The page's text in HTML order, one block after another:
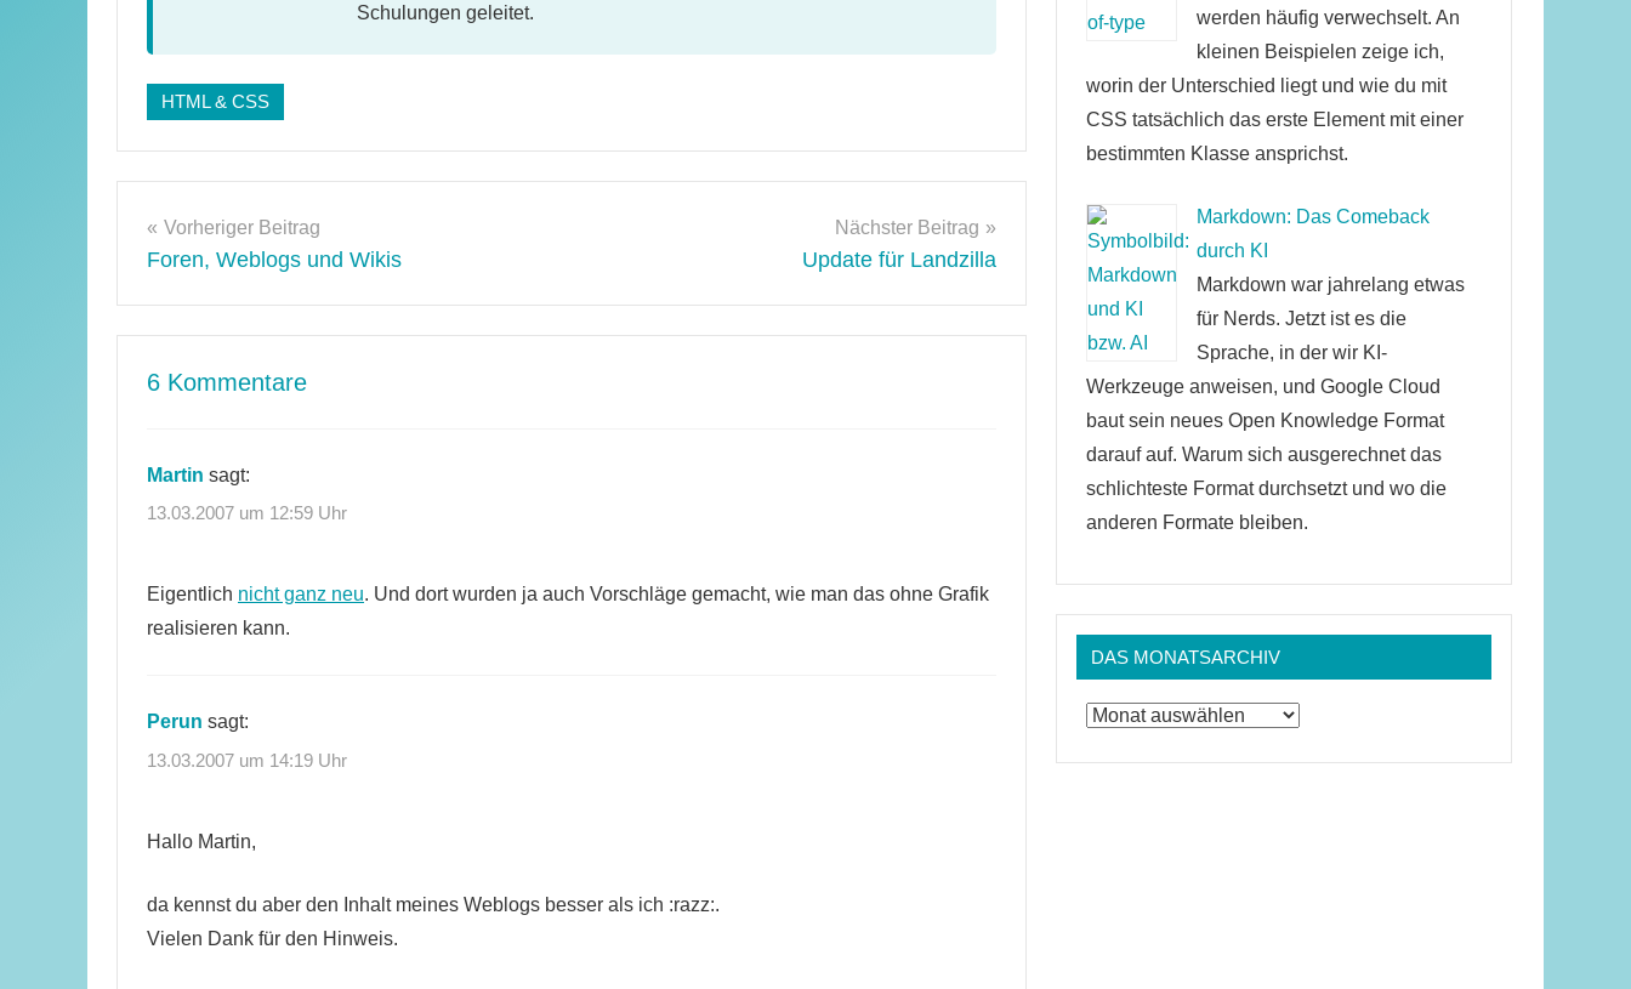
Schulungen geleitet.
Schlagwörter:
HTML & CSS
Beitragsnavigation
Vorheriger Beitrag
Foren, Weblogs und Wikis
Nächster Beitrag
Update für Landzilla
6 Kommentare
Martin sagt:
13.03.2007 um 12:59 Uhr
Eigentlich nicht ganz neu. Und dort wurden ja auch Vorschläge gemacht, wie man das ohne Grafik
realisieren kann.
Perun sagt:
13.03.2007 um 14:19 Uhr
Hallo Martin,
da kennst du aber den Inhalt meines Weblogs besser als ich :razz:.
Vielen Dank für den Hinweis.
werden häufig verwechselt. An
kleinen Beispielen zeige ich,
worin der Unterschied liegt und wie du mit
CSS tatsächlich das erste Element mit einer
bestimmten Klasse ansprichst.
Markdown: Das Comeback
durch KI
Markdown war jahrelang etwas
für Nerds. Jetzt ist es die
Sprache, in der wir KI-
Werkzeuge anweisen, und Google Cloud
baut sein neues Open Knowledge Format
darauf auf. Warum sich ausgerechnet das
schlichteste Format durchsetzt und wo die
anderen Formate bleiben.
DAS MONATSARCHIV
Das